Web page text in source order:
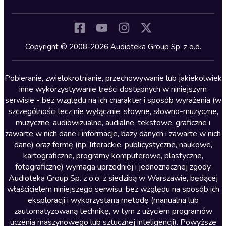
Kryminały
Lektury szkolne
Literatura anglojęzyczna
Literatura faktu
Literatura obyczajowa
Literatura piękna obca
Literatura piękna polska
Nagrania relaksacyjne
Nauka języków
Nauki humanistyczne
Podcasty i audycje
Copyright © 2008-2026 Audioteka Group Sp. z o.o.
Pobieranie, zwielokrotnianie, przechowywanie lub jakiekolwiek
inne wykorzystywanie treści dostępnych w niniejszym
serwisie - bez względu na ich charakter i sposób wyrażenia (w
szczególności lecz nie wyłącznie: słowne, słowno-muzyczne,
muzyczne, audiowizualne, audialne, tekstowe, graficzne i
zawarte w nich dane i informacje, bazy danych i zawarte w nich
dane) oraz formę (np. literackie, publicystyczne, naukowe,
kartograficzne, programy komputerowe, plastyczne,
fotograficzne) wymaga uprzedniej i jednoznacznej zgody
Audioteka Group Sp. z o.o. z siedzibą w Warszawie, będącej
właścicielem niniejszego serwisu, bez względu na sposób ich
eksploracji i wykorzystaną metodę (manualną lub
zautomatyzowaną technikę, w tym z użyciem programów
uczenia maszynowego lub sztucznej inteligencji). Powyższe